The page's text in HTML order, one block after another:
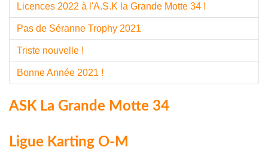
Licences 2022 à l'A.S.K la Grande Motte 34 !
Pas de Séranne Trophy 2021
Triste nouvelle !
Bonne Année 2021 !
ASK La Grande Motte 34
Ligue Karting O-M